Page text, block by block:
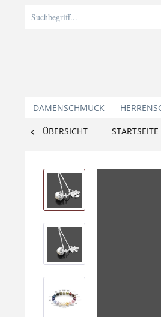
DAMENSCHMUCK
ÜBERSICHT STARTSEITE